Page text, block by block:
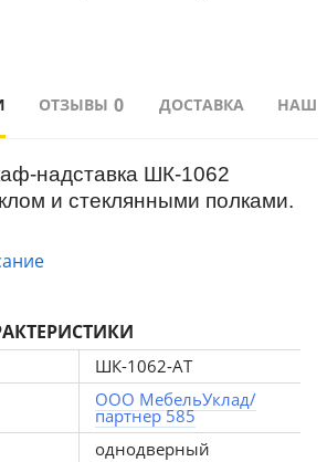
ОТЗЫВЫ 0 ДОСТАВКА
надставка ШК-1062
и стеклянными полками.
приобретается
ШК-1062-АТ
ООО МебельУклад/
партнер 585
однодверный